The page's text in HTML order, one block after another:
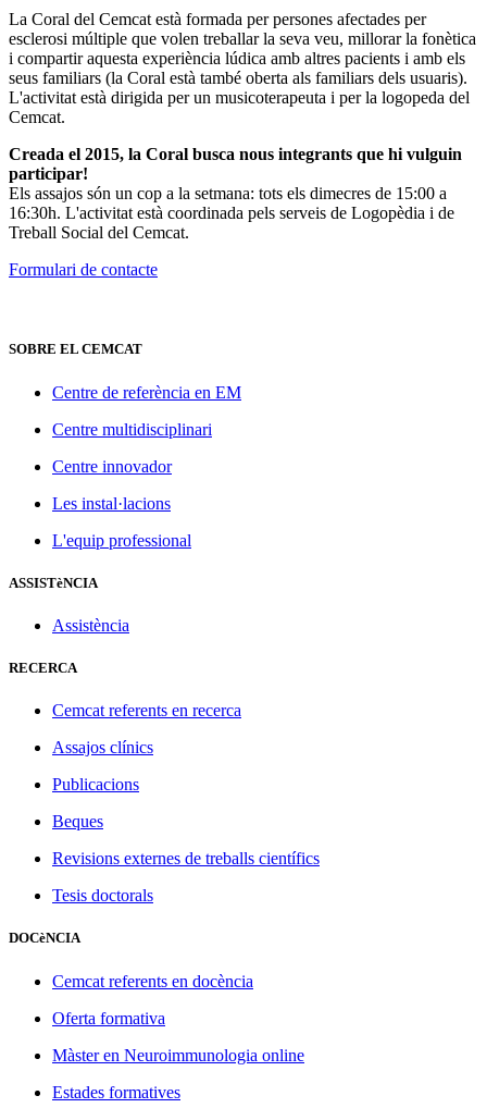
La Coral del Cemcat està formada per persones afectades per
esclerosi múltiple que volen treballar la seva veu, millorar la fonètica
i compartir aquesta experiència lúdica amb altres pacients i amb els
seus familiars (la Coral està també oberta als familiars dels usuaris).
L'activitat està dirigida per un musicoterapeuta i per la logopeda del
Cemcat.
Creada el 2015, la Coral busca nous integrants que hi vulguin
participar!
Els assajos són un cop a la setmana: tots els dimecres de 15:00 a
16:30h. L'activitat està coordinada pels serveis de Logopèdia i de
Treball Social del Cemcat.
Formulari de contacte
SOBRE EL CEMCAT
Centre de referència en EM
Centre multidisciplinari
Centre innovador
Les instal·lacions
L'equip professional
ASSISTèNCIA
Assistència
RECERCA
Cemcat referents en recerca
Assajos clínics
Publicacions
Beques
Revisions externes de treballs científics
Tesis doctorals
DOCèNCIA
Cemcat referents en docència
Oferta formativa
Màster en Neuroimmunologia online
Estades formatives